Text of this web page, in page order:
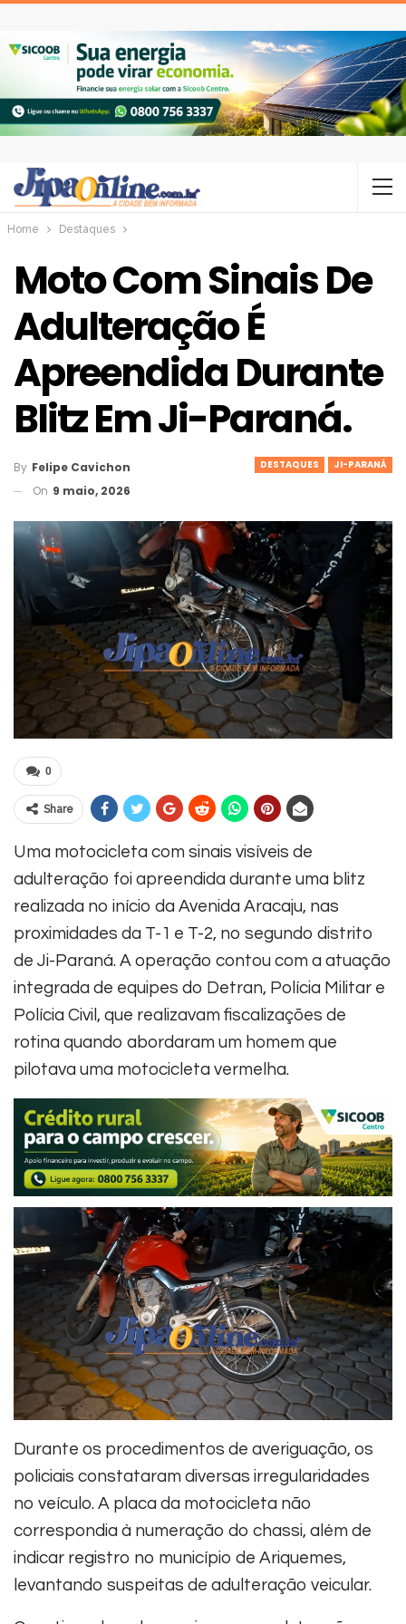
Home Destaques
Moto Com Sinais De
Adulteração É
Apreendida Durante
Blitz Em Ji-Paraná.
DESTAQUES JI-PARANÁ
By Felipe Cavichon
On 9 maio, 2026
0
Share
Uma motocicleta com sinais visíveis de
adulteração foi apreendida durante uma blitz
realizada no início da Avenida Aracaju, nas
proximidades da T-1 e T-2, no segundo distrito
de Ji-Paraná. A operação contou com a atuação
integrada de equipes do Detran, Polícia Militar e
Polícia Civil, que realizavam fiscalizações de
rotina quando abordaram um homem que
pilotava uma motocicleta vermelha.
Durante os procedimentos de averiguação, os
policiais constataram diversas irregularidades
no veículo. A placa da motocicleta não
correspondia à numeração do chassi, além de
indicar registro no município de Ariquemes,
levantando suspeitas de adulteração veicular.